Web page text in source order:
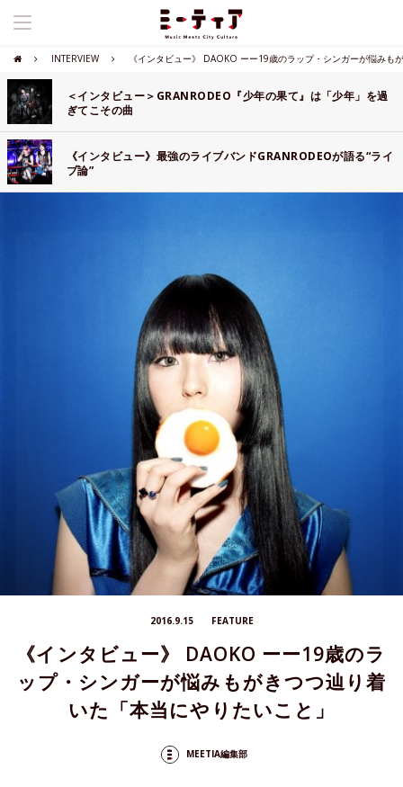
INTERVIEW 《インタビュー》 DAOKO ーー19歳のラップ・シンガーが悩みも
＜インタビュー＞GRANRODEO『少年の果て』は「少年」を過
ぎてこその曲
《インタビュー》最強のライブバンドGRANRODEOが語る“ライ
ブ論”
2016.9.15 FEATURE
《インタビュー》 DAOKO ーー19歳のラ
ップ・シンガーが悩みもがきつつ辿り着
いた「本当にやりたいこと」
MEETIA編集部